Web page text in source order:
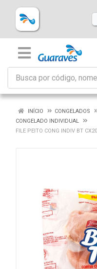
INÍCIO
CONGELADOS
CONGELADO INDIVIDUAL
FILE PEITO CONG INDIV BT